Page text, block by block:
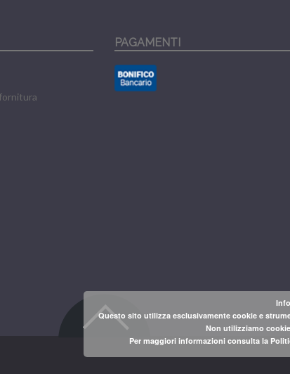
PAGAMENTI
Questo sito utilizza esclusivamente cookie e
Non utilizziamo
Per maggiori informazioni consulta la